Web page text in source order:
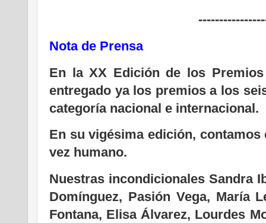
Nota de Prensa
En la XX Edición de los
entregado ya los premios a los
categoría nacional e internacional.
En su vigésima edición,
vez humano.
Nuestras incondicionales Sandra
Domínguez, Pasión Vega, María
Fontana, Elisa Álvarez, Lourdes